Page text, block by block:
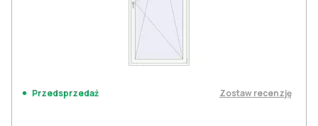
Przedsprzedaż Zostaw recenzję